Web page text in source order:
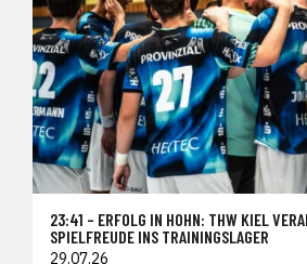
23:41 – ERFOLG IN HOHN: THW KIEL
SPIELFREUDE INS TRAININGSLAGER
29.07.26